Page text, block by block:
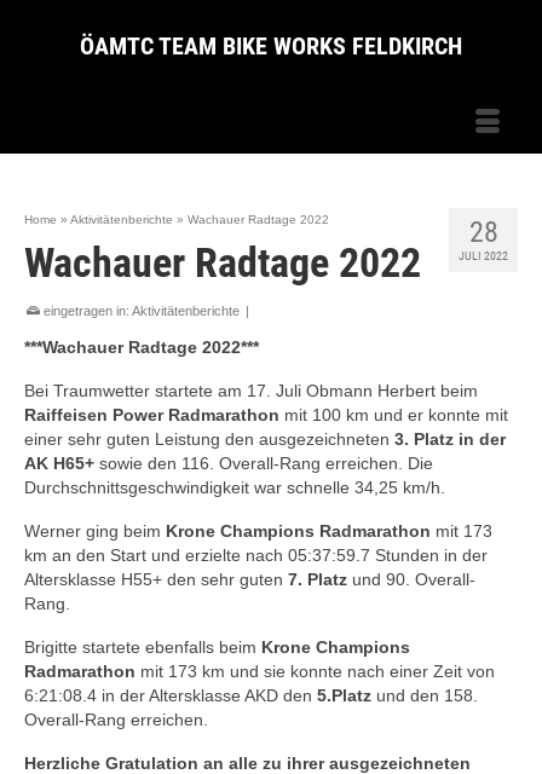
ÖAMTC TEAM BIKE WORKS FELDKIRCH
28
JULI 2022
Home » Aktivitätenberichte » Wachauer Radtage 2022
Wachauer Radtage 2022
eingetragen in: Aktivitätenberichte |
***Wachauer Radtage 2022***
Bei Traumwetter startete am 17. Juli Obmann Herbert beim
Raiffeisen Power Radmarathon mit 100 km und er konnte mit
einer sehr guten Leistung den ausgezeichneten 3. Platz in der
AK H65+ sowie den 116. Overall-Rang erreichen. Die
Durchschnittsgeschwindigkeit war schnelle 34,25 km/h.
Werner ging beim Krone Champions Radmarathon mit 173
km an den Start und erzielte nach 05:37:59.7 Stunden in der
Altersklasse H55+ den sehr guten 7. Platz und 90. Overall-
Rang.
Brigitte startete ebenfalls beim Krone Champions
Radmarathon mit 173 km und sie konnte nach einer Zeit von
6:21:08.4 in der Altersklasse AKD den 5.Platz und den 158.
Overall-Rang erreichen.
Herzliche Gratulation an alle zu ihrer ausgezeichneten